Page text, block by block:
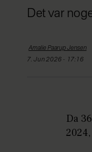
Det var
Amalie PaarupJensen
7. Jun 2026 - 17:16
Da